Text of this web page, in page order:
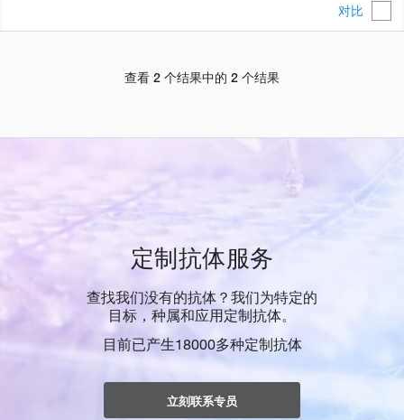
对比
查看 2 个结果中的 2 个结果
定制抗体服务
查找我们没有的抗体？我们为特定的
目标，种属和应用定制抗体。
目前已产生18000多种定制抗体
立刻联系专员